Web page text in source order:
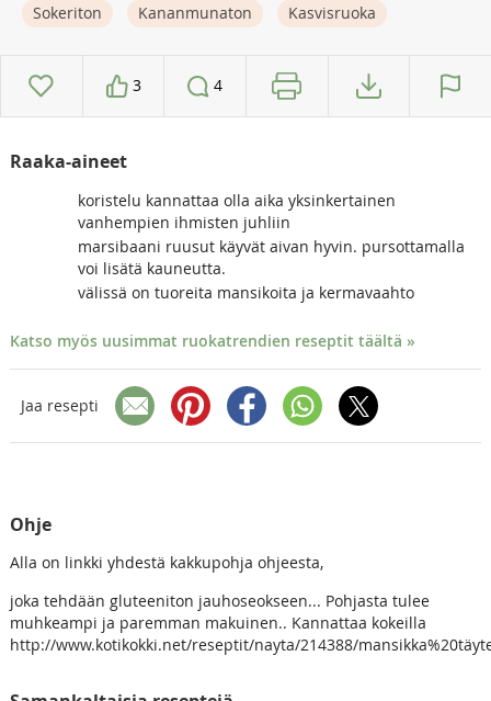
Sokeriton
Kananmunaton Kasvisruoka
3 4
Raaka-aineet
koristelu kannattaa olla aika yksinkertainen
vanhempien ihmisten juhliin
marsibaani ruusut käyvät aivan hyvin. pursottamalla
voi lisätä kauneutta.
välissä on tuoreita mansikoita ja kermavaahto
Katso myös uusimmat ruokatrendien reseptit täältä »
Jaa resepti
Ohje
Alla on linkki yhdestä kakkupohja ohjeesta,
joka tehdään gluteeniton jauhoseokseen... Pohjasta tulee
muhkeampi ja paremman makuinen.. Kannattaa kokeilla
http://www.kotikokki.net/reseptit/nayta/214388/